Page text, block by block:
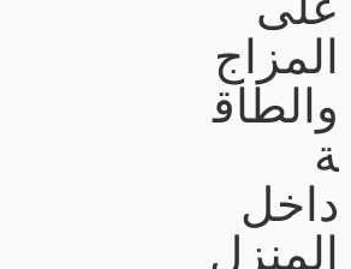
المزاج
والطاق
ة
داخل
المنزل